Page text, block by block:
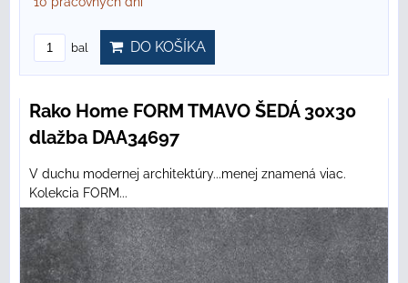
bal DO KOŠÍKA
Rako Home FORM TMAVO ŠEDÁ 30x30
dlažba DAA34697
V duchu modernej architektúry...menej znamená viac.
Kolekcia FORM...